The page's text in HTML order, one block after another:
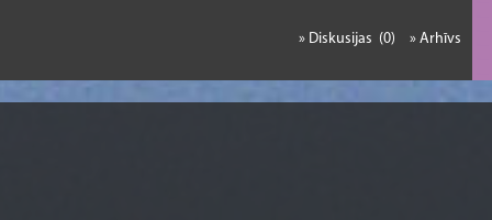
» Arhīvs
» Diskusijas (0)